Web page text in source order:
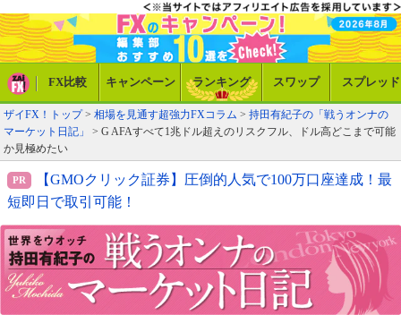
FX比較 キャンペーン ランキング スワップ スプレッド
ザイFX！トップ> 相場を見通す超強力FXコラム > 持田有紀子の「戦うオンナの
マーケット日記」
> G AFAすべて1兆ドル超えのリスクフル、ドル高どこまで可能
か見極めたい
【GMOクリック証券】圧倒的人気で100万口座達成！最
短即日で取引可能！